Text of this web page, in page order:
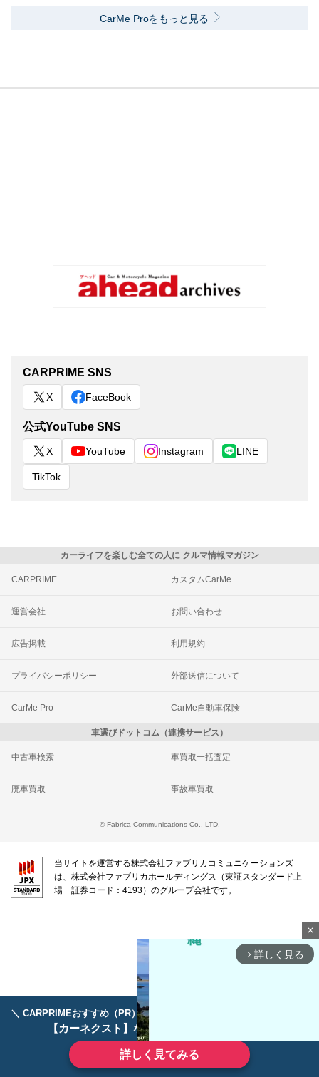
＼ CARPRIMEおすすめ（PR） ／
【カーネクスト】ならどんなクルマも高価買取
詳しく見てみる
CarMe Proをもっと見る
CARPRIME SNS
X FaceBook
公式YouTube SNS
X YouTube Instagram LINE
TikTok
カーライフを楽しむ全ての人に クルマ情報マガジン
CARPRIME カスタムCarMe
運営会社 お問い合わせ
広告掲載 利用規約
プライバシーポリシー 外部送信について
CarMe Pro CarMe自動車保険
車選びドットコム（連携サービス）
中古車検索 車買取一括査定
廃車買取 事故車買取
© Fabrica Communications Co., LTD.
当サイトを運営する株式会社ファブリカコミュニケーションズ
は、株式会社ファブリカホールディングス（東証スタンダード上
場 証券コード：4193）のグループ会社です。
close
arrow_forward_ios 詳しく見る